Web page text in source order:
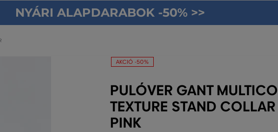
NYÁRI ALAPDARABOK -50% >>
AKCIÓ -50%
PULÓVER GANT
TEXTURE STAND
PINK